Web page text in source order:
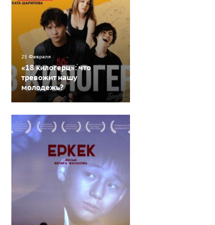
25 Февраля
«18 килогерц»: что
тревожит нашу
молодежь?